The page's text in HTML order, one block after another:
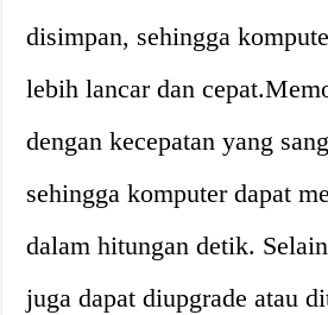
disimpan, sehingga
lebih lancar dan
dengan kecepatan yang
sehingga komputer dapat
dalam hitungan detik.
juga dapat diupgrade atau